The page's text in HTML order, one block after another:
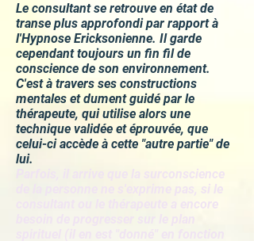
Le consultant se retrouve en état de
transe plus approfondi par rapport à
l'Hypnose Ericksonienne. Il garde
cependant toujours un fin fil de
conscience de son environnement.
C'est à travers ses constructions
mentales et dument guidé par le
thérapeute, qui utilise alors une
technique validée et éprouvée, que
celui-ci accède à cette "autre partie" de
lui.
Parfois, il arrive que la surconscience
de la personne ne s'exprime pas, si le
consultant ou le thérapeute a encore